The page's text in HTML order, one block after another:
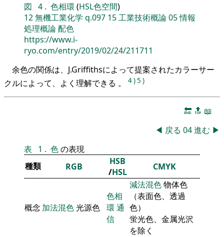
図 4 . 色相環 (HSL色空間)
12無機工業化学 q.097 15工業技術概論05情報
処理概論配色
https://www.i-
ryo.com/entry/2019/02/24/211711
余色の関係は、J.Griffithsによって提案されたカラーサー
クルによって、よく理解できる 。
4)5 )
🔚 🔝 📖
◀ 戻る 04進む ▶
表
1 . 色の表現
種類
RGB
HSB
/HSL CMYK
概念 加法混色光源色
色相
環 通
信
減法混色物体色
（表面色、透過
色）
蛍光色、金属光沢
を除く